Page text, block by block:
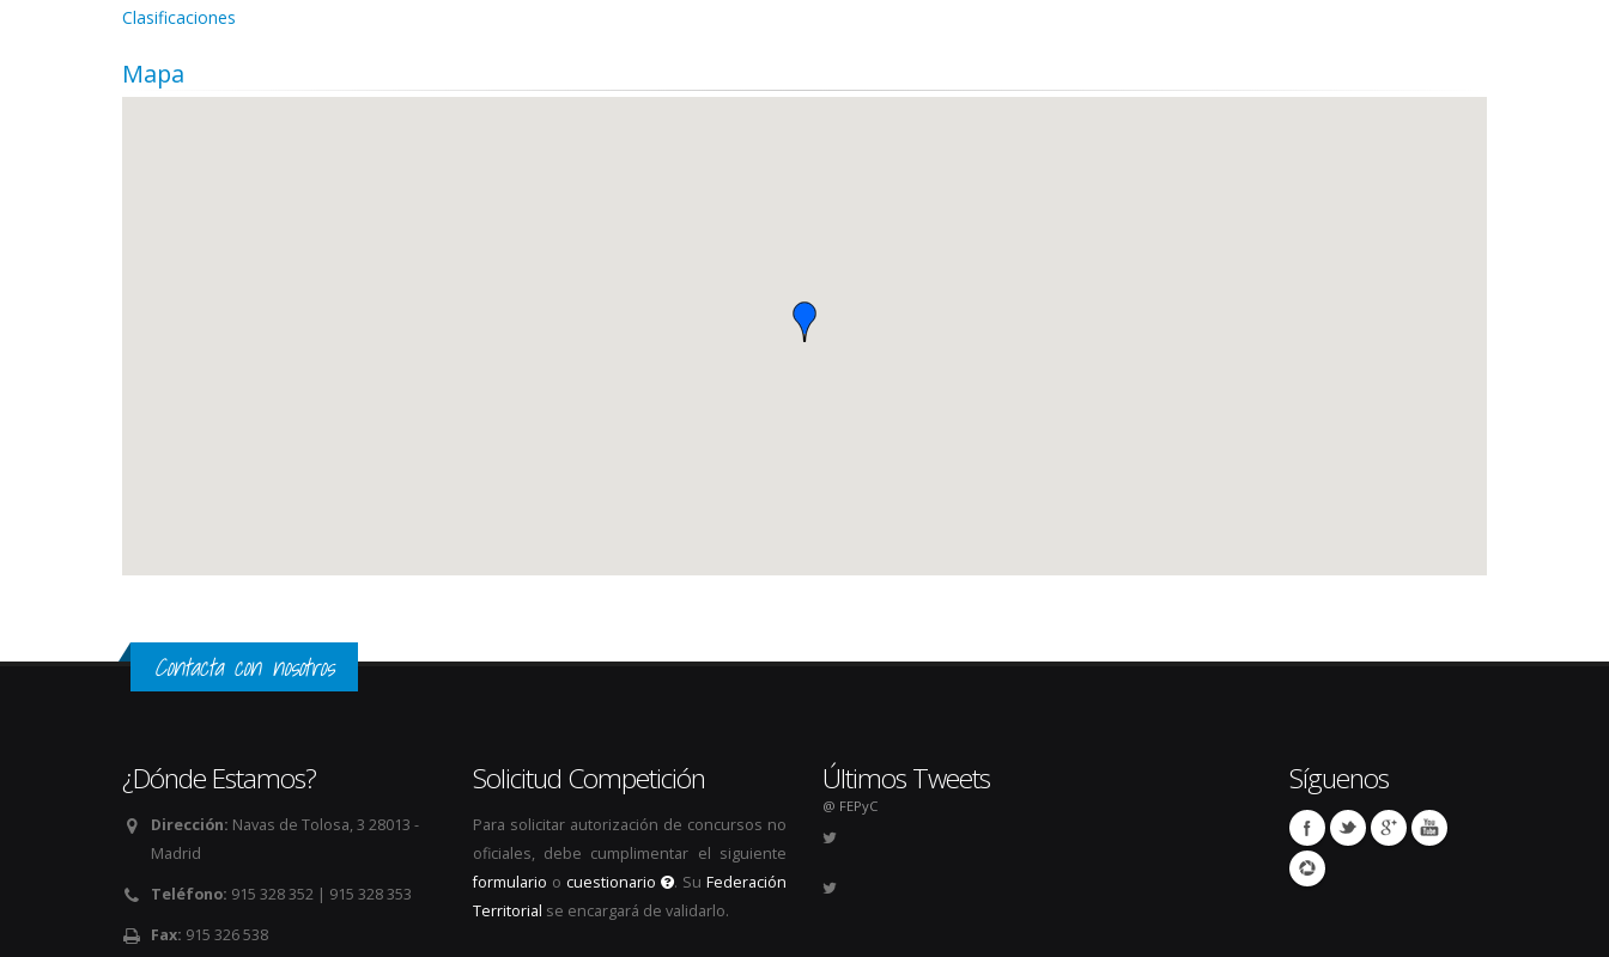
Clasificaciones
Mapa
Contacta con nosotros
¿Dónde Estamos?
Dirección: Navas de Tolosa, 3 28013 -
Madrid
Teléfono: 915 328 352 | 915 328 353
Fax: 915 326 538
Solicitud Competición
Para solicitar autorización de concursos no
oficiales, debe cumplimentar el siguiente
formulario o cuestionario . SuFederación
Territorial se encargará de validarlo.
Últimos Tweets
@ FEPyC
Síguenos